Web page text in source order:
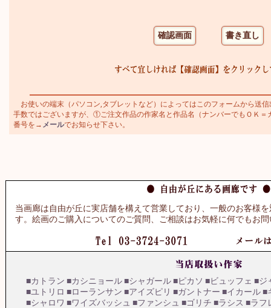
お使いの端末（パソコン,タブレットなど）によってはこのフォームから送
手数ではございますが、①ご注文作品の作家名と作品名（ナンバーでもＯＫ
番号を→ メールでお知らせ下さい。
当画廊は自由が丘に実店舗を構えて営業しており、一般のお客様
す。絵画のご購入についてのご質問、ご相談はお気軽に何でもお
■カトラン ■カシニョール■シャガール■ピカソ ■ビュッフェ ■ジ
■ユトリロ ■ローランサン ■アイズピリ ■ガントナー ■イカール■
■シャロワ ■ワイズバッシュ ■ファンシュ ■ゴリチ ■ラシス ■ラフ